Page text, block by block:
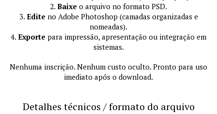
2. Baixe o arquivo no formato PSD.
3. Edite no Adobe Photoshop (camadas organizadas e
nomeadas).
4. Exporte para impressão, apresentação ou integração em
sistemas.
Nenhuma inscrição. Nenhum custo oculto. Pronto para uso
imediato após o download.
Detalhes técnicos / formato do arquivo